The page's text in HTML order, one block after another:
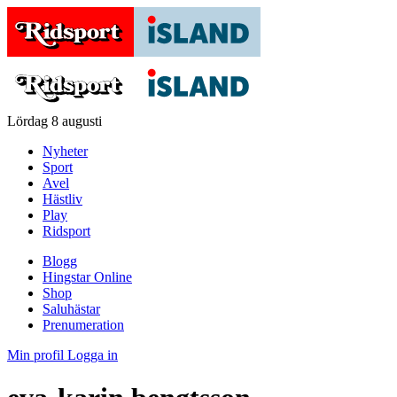
Lördag 8 augusti
Nyheter
Sport
Avel
Hästliv
Play
Ridsport
Blogg
Hingstar Online
Shop
Saluhästar
Prenumeration
Min profil Logga in